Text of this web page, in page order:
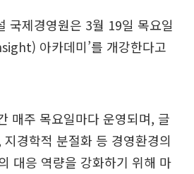
국제경영원은 3월 19일 목요일
아카데미’를 개강한다고
매주 목요일마다 운영되며, 글
경학적 분절화 등 경영환경의
대응 역량을 강화하기 위해 마